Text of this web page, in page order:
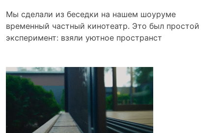
Мы сделали из беседки на нашем шоуруме
временный частный кинотеатр. Это был простой
эксперимент: взяли уютное пространст